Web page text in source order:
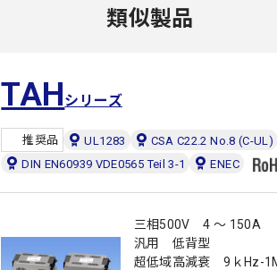
類似製品
TAHシリーズ
推奨品 UL1283
CSA C22.2 No.8 (C-UL)
DIN EN60939 VDE0565 Teil 3-1
ENEC
三相500V 4 ～
汎用 低背型
超低域高減衰 9ｋHz-